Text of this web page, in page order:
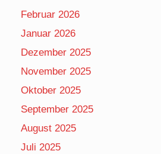
Februar 2026
Januar 2026
Dezember 2025
November 2025
Oktober 2025
September 2025
August 2025
Juli 2025